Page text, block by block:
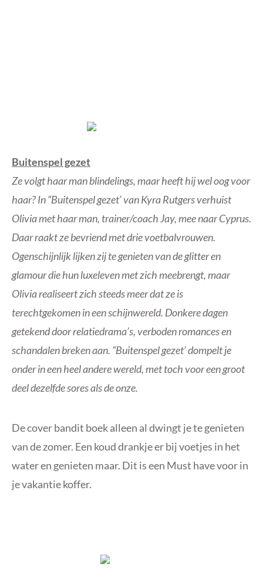
Buitenspel gezet
Ze volgt haar man blindelings, maar heeft hij wel oog voor
haar? In “Buitenspel gezet’ van Kyra Rutgers verhuist
Olivia met haar man, trainer/coach Jay, mee naar Cyprus.
Daar raakt ze bevriend met drie voetbalvrouwen.
Ogenschijnlijk lijken zij te genieten van de glitter en
glamour die hun luxeleven met zich meebrengt, maar
Olivia realiseert zich steeds meer dat ze is
terechtgekomen in een schijnwereld. Donkere dagen
getekend door relatiedrama’s, verboden romances en
schandalen breken aan. “Buitenspel gezet’ dompelt je
onder in een heel andere wereld, met toch voor een groot
deel dezelfde sores als de onze.
De cover bandit boek alleen al dwingt je te genieten
van de zomer. Een koud drankje er bij voetjes in het
water en genieten maar. Dit is een Must have voor in
je vakantie koffer.